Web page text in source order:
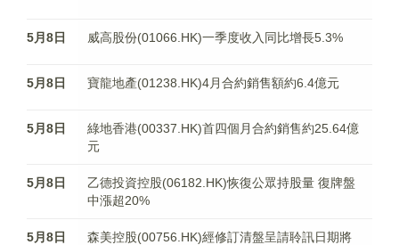
5月8日 威高股份(01066.HK)一季度收入同比增長5.3%
5月8日 寶龍地產(01238.HK)4月合約銷售額約6.4億元
5月8日
綠地香港(00337.HK)首四個月合約銷售約25.64億
元
5月8日
乙德投資控股(06182.HK)恢復公眾持股量 復牌盤
中漲超20%
5月8日
森美控股(00756.HK)經修訂清盤呈請聆訊日期將